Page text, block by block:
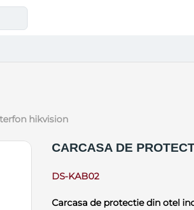
hikvision
CARCASA DE
DS-KAB02
Carcasa de protectie din otel